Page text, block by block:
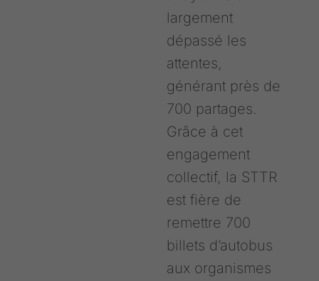
largement
dépassé les
attentes,
générant près de
700 partages.
Grâce à cet
engagement
collectif, la STTR
est fière de
remettre 700
billets d’autobus
aux organismes